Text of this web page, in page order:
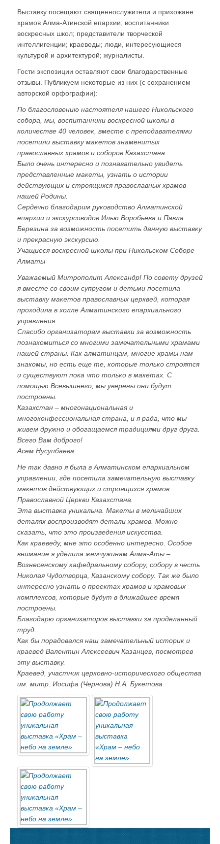
Выставку посещают священнослужители и прихожане
храмов Алма-Атинской епархии; воспитанники
воскресных школ; представители творческой
интеллигенции; краеведы; люди, интересующиеся
культурой и архитектурой; журналисты.
Гости экспозиции оставляют свои благодарственные
отзывы. Публикуем некоторые из них (с сохранением
авторской орфографии):
По благословению настоятеля нашего Никольского
собора, мы, воспитанники воскресной школы в
количестве 40 человек, вместе с преподавателями
посетили выставку макетов знаменитых
православных храмов и соборов Казахстана.
Было очень интересно и познавательно увидеть
представленные макеты, узнать о истории
действующих и строящихся православных храмов
нашей Родины.
Сердечно благодарим руководство Алматинской
епархии и экскурсоводов Илью Воробьева и Павла
Березина за возможность посетить данную выставку
и прекрасную экскурсию.
Учащиеся воскресной школы при Никольском Соборе
Алматы
Уважаемый Митрополит Александр! По совету друзей
я вместе со своим супругом и детьми посетила
выставку макетов православных церквей, которая
проходила в холле Алматинского епархиального
управления.
Спасибо организаторам выставки за возможность
познакомиться со многими замечательными храмами
нашей страны. Как алматинцам, многие храмы нам
знакомы, но есть еще те, которые только строятся
и существуют пока что только в макетах. С
помощью Всевышнего, мы уверены они будут
построены.
Казахстан – многонациональная и
многоконфессиональная страна, и я рада, что мы
живем дружно и обогащаемся традициями друг друга.
Всего Вам доброго!
Асем Нусупбаева
Не так давно я была в Алматинском епархиальном
управлении, где посетила замечательную выставку
макетов действующих и строящихся храмов
Православной Церкви Казахстана.
Эта выставка уникальна. Макеты в мельчайших
деталях воспроизводят детали храмов. Можно
сказать, что это произведения искусства.
Как краеведу, мне это особенно интересно. Особое
внимание я уделила жемчужинам Алма-Аты –
Вознесенскому кафедральному собору, собору в честь
Николая Чудотворца, Казанскому собору. Так же было
интересно узнать о проектах храмов и храмовых
комплексов, которые будут в ближайшее время
построены.
Благодарю организаторов выставки за проделанный
труд.
Как бы порадовался наш замечательный историк и
краевед Валентин Алексеевич Казанцев, посмотрев
эту выставку.
Краевед, участник церковно-исторического общества
им. митр. Иосифа (Чернова) Н.А. Букетова